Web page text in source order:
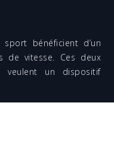
bénéficient d’un
de vitesse. Ces deux
veulent un dispositif